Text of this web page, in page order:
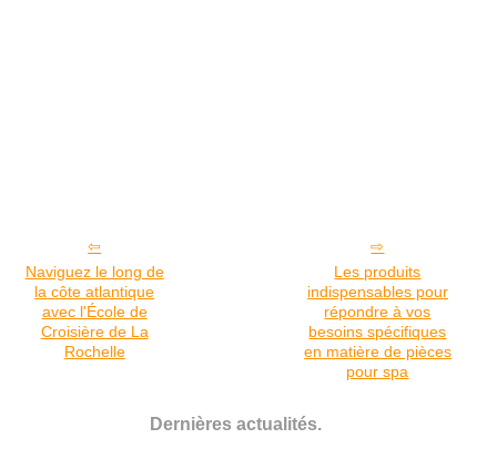
Naviguez le long de
la côte atlantique
avec l'École de
Croisière de La
Rochelle
Les produits
indispensables pour
répondre à vos
besoins spécifiques
en matière de pièces
pour spa
Dernières actualités.